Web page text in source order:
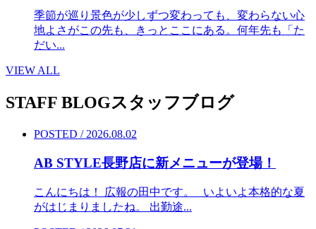
季節が巡り景色が少しずつ変わっても、変わらない心
地よさがこの先も、きっとここにある。何年先も「た
だい...
VIEW ALL
STAFF BLOGスタッフブログ
POSTED / 2026.08.02
AB STYLE長野店に新メニューが登場！
こんにちは！ 広報の田中です。 いよいよ本格的な夏
がはじまりましたね。 出勤途...